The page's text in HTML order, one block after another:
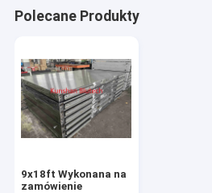
Polecane Produkty
9x18ft Wykonana na
zamówienie